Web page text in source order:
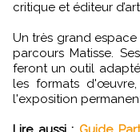
critique et éditeur
Un très grand
parcours Matisse.
feront un outil
les formats
l'exposition